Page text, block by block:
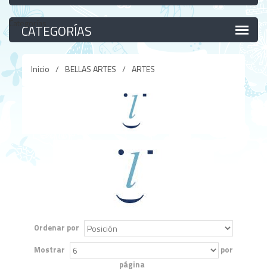
Categorías
Inicio / BELLAS ARTES / ARTES
Ordenar por
Mostrar
por
página